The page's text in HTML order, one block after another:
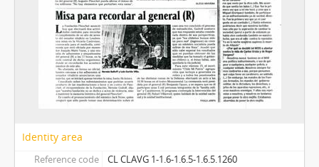
Identity area
Reference code
CL CLAVG 1-1.6-1.6.5-1.6.5.1260